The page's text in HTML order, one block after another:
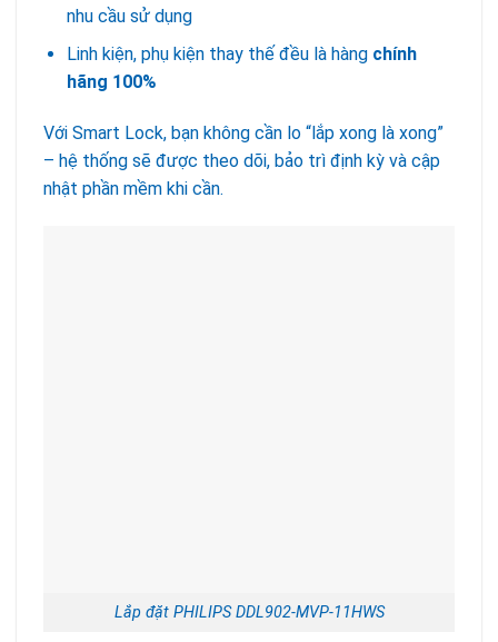
nhu cầu sử dụng
Linh kiện, phụ kiện thay thế đều là hàng chính
hãng 100%
Với Smart Lock, bạn không cần lo “lắp xong là xong”
– hệ thống sẽ được theo dõi, bảo trì định kỳ và cập
nhật phần mềm khi cần.
Lắp đặt PHILIPS DDL902-MVP-11HWS